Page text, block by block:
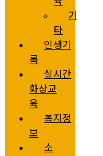
기
타
인생기
록
실시간
화상교
육
복지정
보
소